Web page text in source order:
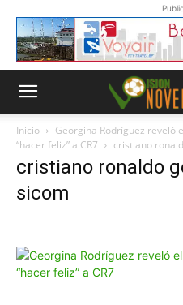
Inicio
Georgina Rodríguez reveló
“hacer feliz” a CR7
cristiano
cristiano ronaldo
sicom
Whatsapp